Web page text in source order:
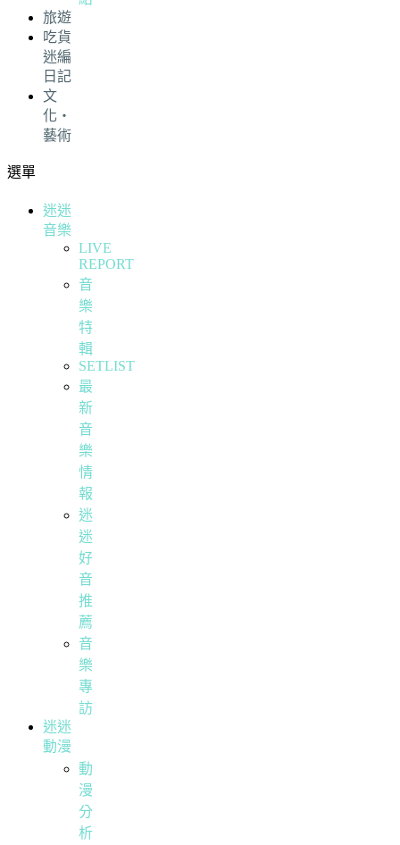
旅遊
吃貨
迷編
日記
文
化・
藝術
選單
迷迷
音樂
LIVE
REPORT
音
樂
特
輯
SETLIST
最
新
音
樂
情
報
迷
迷
好
音
推
薦
音
樂
專
訪
迷迷
動漫
動
漫
分
析